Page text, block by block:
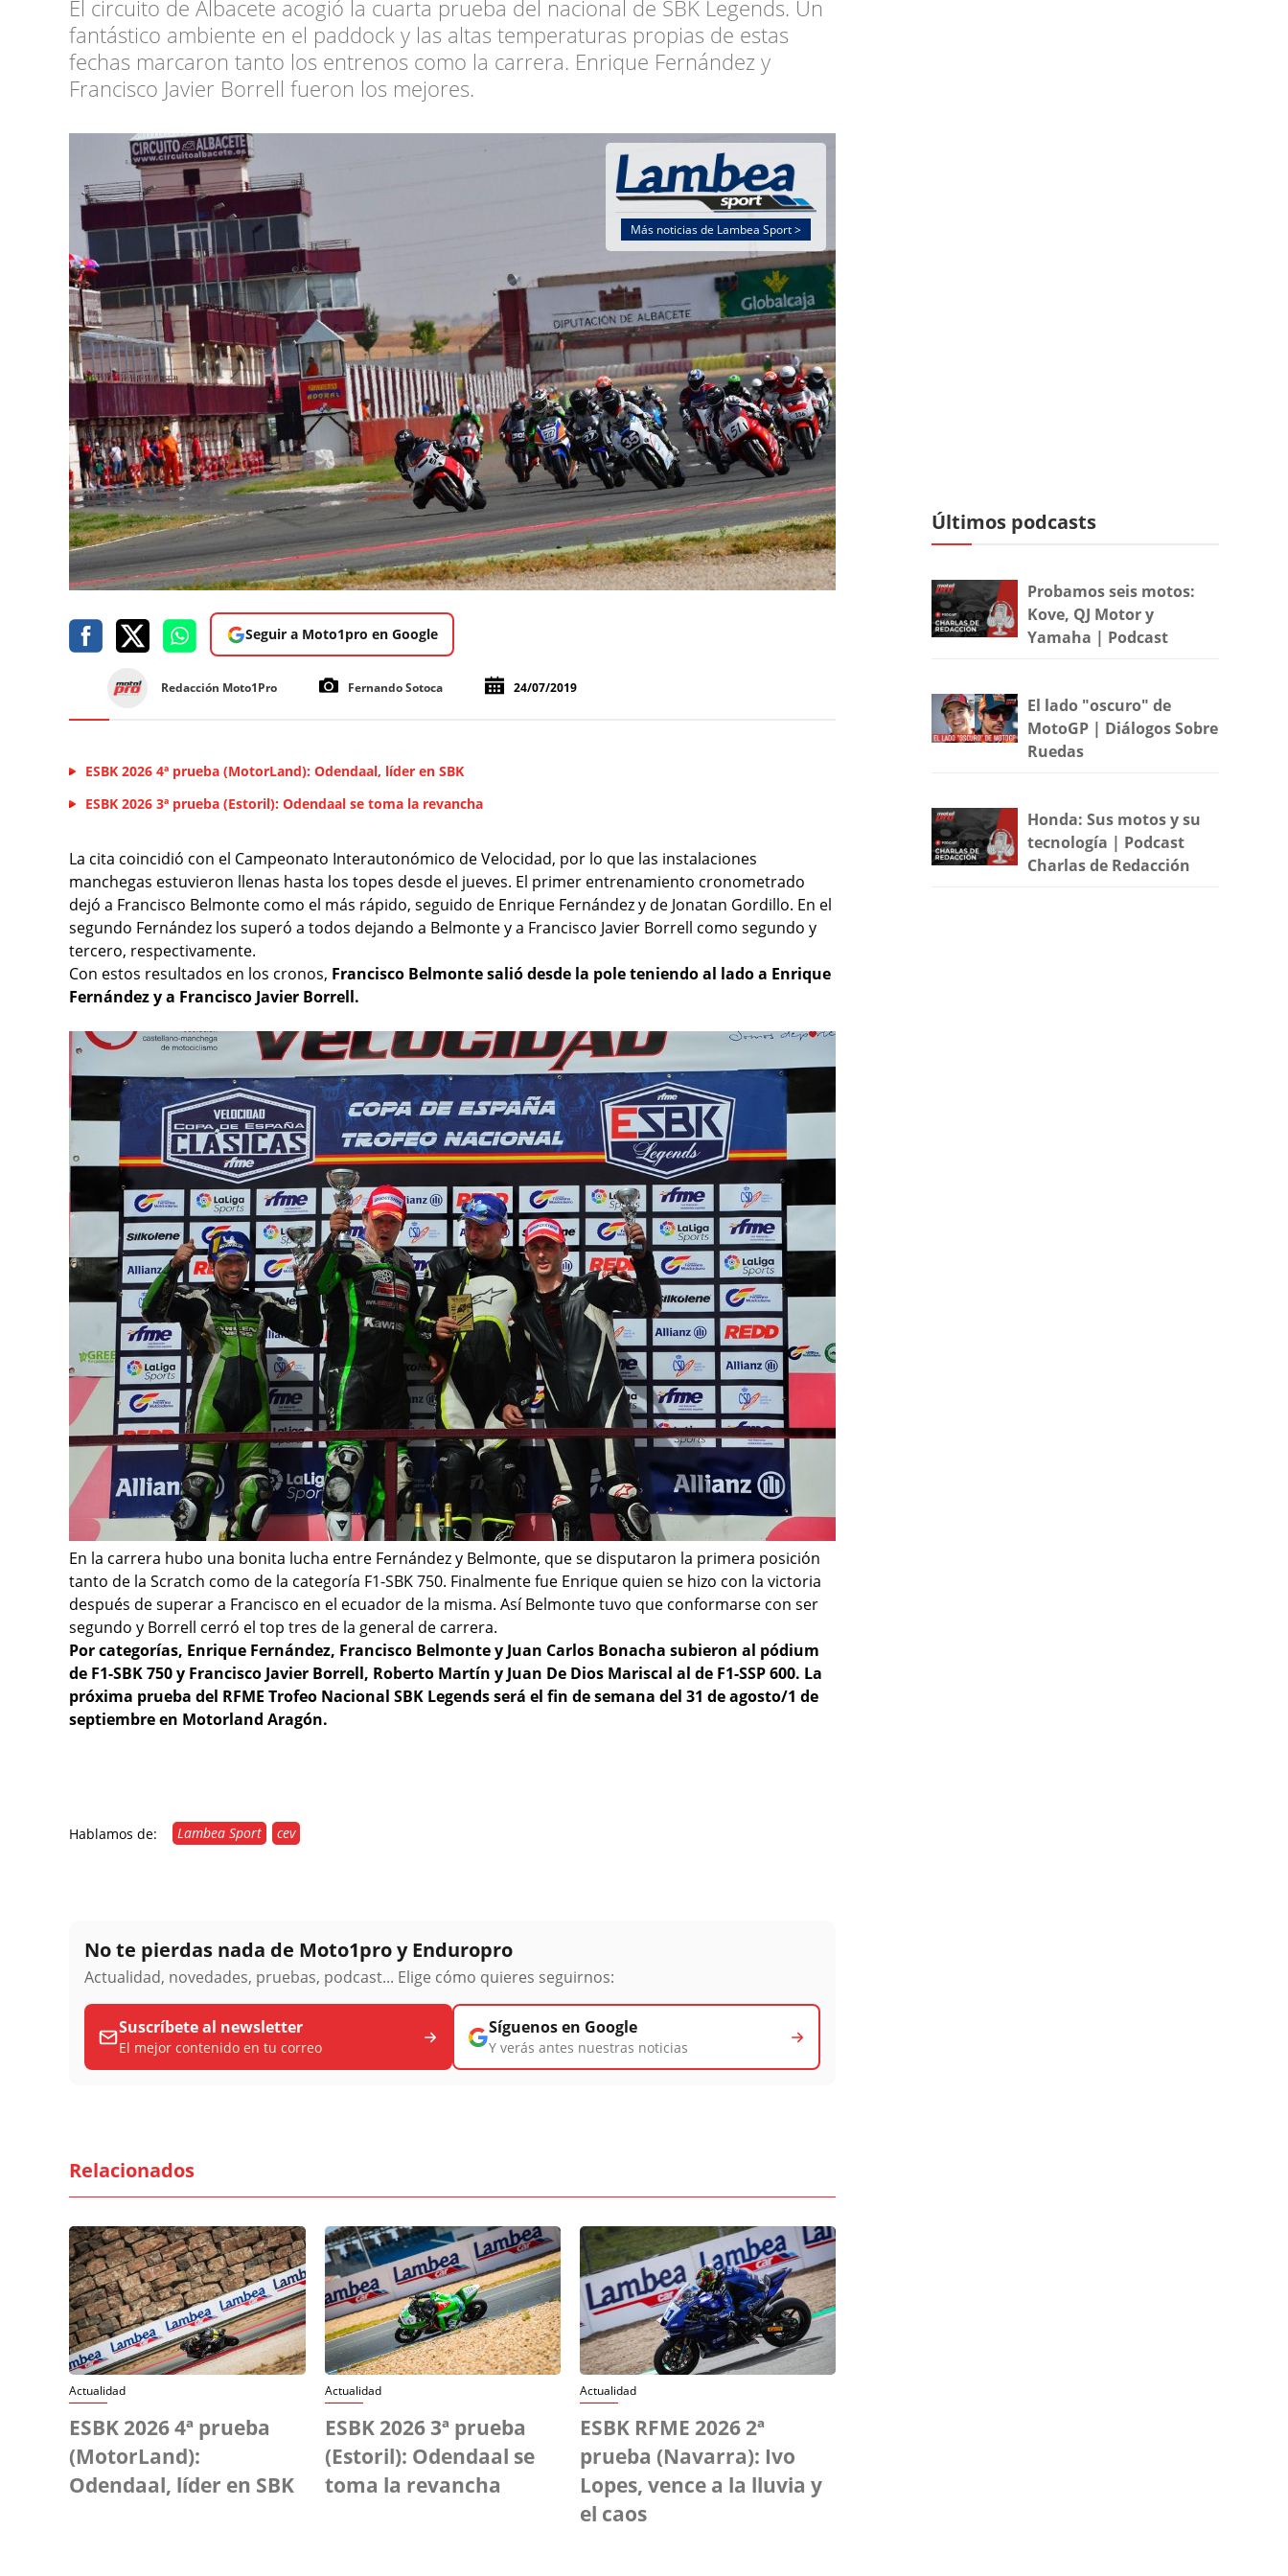
El circuito de Albacete acogió la cuarta prueba del nacional de SBK Legends. Un
fantástico ambiente en el paddock y las altas temperaturas propias de estas
fechas marcaron tanto los entrenos como la carrera. Enrique Fernández y
Francisco Javier Borrell fueron los mejores.
Más noticias de Lambea Sport >
Seguir a Moto1pro en Google
Redacción Moto1Pro Fernando Sotoca 24/07/2019
ESBK 2026 4ª prueba (MotorLand): Odendaal, líder en SBK
ESBK 2026 3ª prueba (Estoril): Odendaal se toma la revancha
La cita coincidió con el Campeonato Interautonómico de Velocidad, por lo que las instalaciones
manchegas estuvieron llenas hasta los topes desde el jueves. El primer entrenamiento cronometrado
dejó a Francisco Belmonte como el más rápido, seguido de Enrique Fernández y de Jonatan Gordillo. En el
segundo Fernández los superó a todos dejando a Belmonte y a Francisco Javier Borrell como segundo y
tercero, respectivamente.
Con estos resultados en los cronos, Francisco Belmonte salió desde la pole teniendo al lado a Enrique
Fernández y a Francisco Javier Borrell.
En la carrera hubo una bonita lucha entre Fernández y Belmonte, que se disputaron la primera posición
tanto de la Scratch como de la categoría F1-SBK 750. Finalmente fue Enrique quien se hizo con la victoria
después de superar a Francisco en el ecuador de la misma. Así Belmonte tuvo que conformarse con ser
segundo y Borrell cerró el top tres de la general de carrera.
Por categorías, Enrique Fernández, Francisco Belmonte y Juan Carlos Bonacha subieron al pódium
de F1-SBK 750 y Francisco Javier Borrell, Roberto Martín y Juan De Dios Mariscal al de F1-SSP 600. La
próxima prueba del RFME Trofeo Nacional SBK Legends será el fin de semana del 31 de agosto/1 de
septiembre en Motorland Aragón.
Hablamos de: Lambea Sport cev
No te pierdas nada de Moto1pro y Enduropro
Actualidad, novedades, pruebas, podcast... Elige cómo quieres seguirnos:
Suscríbete al newsletter
El mejor contenido en tu correo
Síguenos en Google
Y verás antes nuestras noticias
Relacionados
Actualidad
ESBK 2026 4ª prueba
(MotorLand):
Odendaal, líder en SBK
Actualidad
ESBK 2026 3ª prueba
(Estoril): Odendaal se
toma la revancha
Actualidad
ESBK RFME 2026 2ª
prueba (Navarra): Ivo
Lopes, vence a la lluvia y
el caos
Últimos podcasts
Probamos seis motos:
Kove, QJ Motor y
Yamaha | Podcast
El lado "oscuro" de
MotoGP | Diálogos Sobre
Ruedas
Honda: Sus motos y su
tecnología | Podcast
Charlas de Redacción